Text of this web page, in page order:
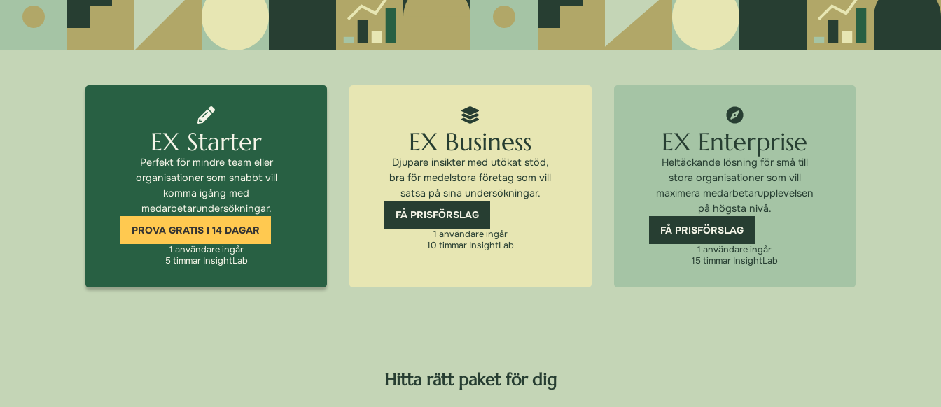
EX Starter
Perfekt för mindre team eller
organisationer som snabbt vill
komma igång med
medarbetarundersökningar.
PROVA GRATIS I 14 DAGAR
1 användare ingår
5 timmar InsightLab​
EX Business
Djupare insikter med utökat stöd,
bra för medelstora företag som vill
satsa på sina undersökningar.
FÅ PRISFÖRSLAG
1 användare ingår
10 timmar InsightLab​
EX Enterprise
Heltäckande lösning för små till
stora organisationer som vill
maximera medarbetarupplevelsen
på högsta nivå.
FÅ PRISFÖRSLAG
1 användare ingår
15 timmar InsightLab​
Hitta rätt paket för dig